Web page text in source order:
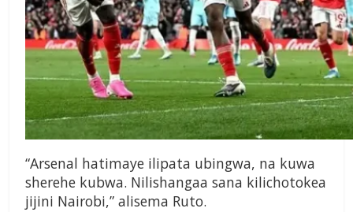
“Arsenal hatimaye ilipata ubingwa, na kuwa
sherehe kubwa. Nilishangaa sana kilichotokea
jijini Nairobi,” alisema Ruto.